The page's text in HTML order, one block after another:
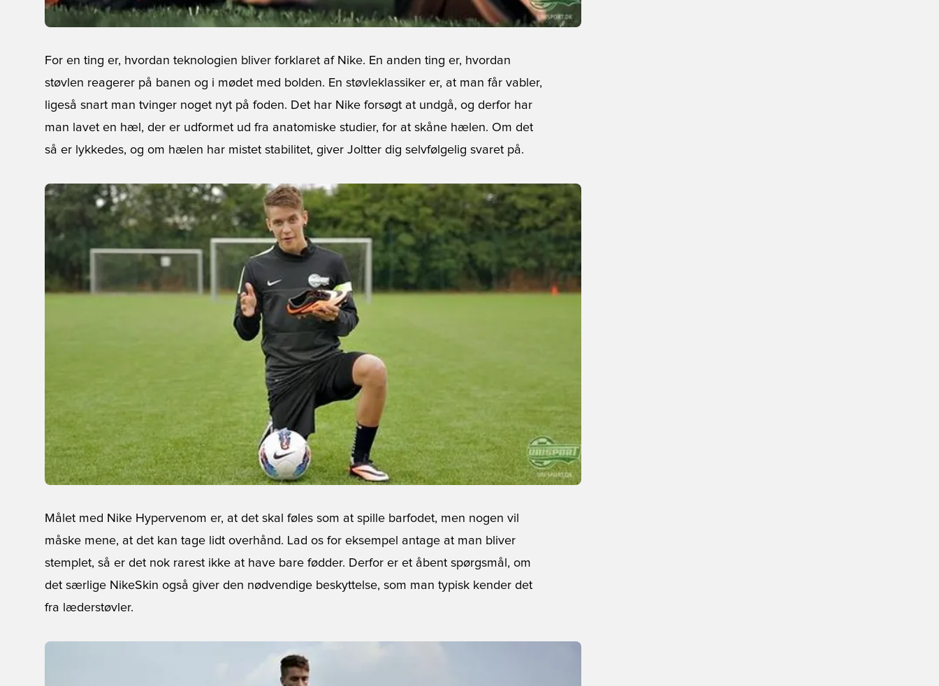
For en ting er, hvordan teknologien bliver forklaret af Nike. En anden ting er, hvordan
støvlen reagerer på banen og i mødet med bolden. En støvleklassiker er, at man får vabler,
ligeså snart man tvinger noget nyt på foden. Det har Nike forsøgt at undgå, og derfor har
man lavet en hæl, der er udformet ud fra anatomiske studier, for at skåne hælen. Om det
så er lykkedes, og om hælen har mistet stabilitet, giver Joltter dig selvfølgelig svaret på.
Målet med Nike Hypervenom er, at det skal føles som at spille barfodet, men nogen vil
måske mene, at det kan tage lidt overhånd. Lad os for eksempel antage at man bliver
stemplet, så er det nok rarest ikke at have bare fødder. Derfor er et åbent spørgsmål, om
det særlige NikeSkin også giver den nødvendige beskyttelse, som man typisk kender det
fra læderstøvler.